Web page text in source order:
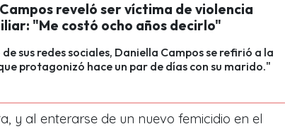
reveló ser víctima de violencia
"Me costó ocho años decirlo"
sus redes sociales, Daniella Campos se refirió a la
protagonizó hace un par de días con su marido."
y al enterarse de un nuevo femicidio en el